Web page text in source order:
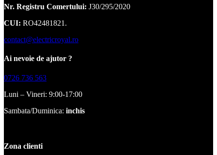
Nr. Registru Comertului: J30/295/2020
CUI: RO42481821.
contact@electricroyal.ro
Ai nevoie de ajutor ?
0726 736 563
Luni – Vineri: 9:00-17:00
Sambata/Duminica: inchis
Zona clienti